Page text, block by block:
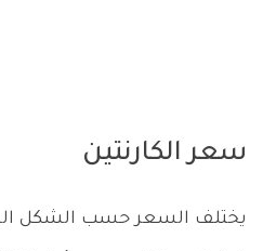
سعر الكارنتين
يختلف السعر حسب الشكل